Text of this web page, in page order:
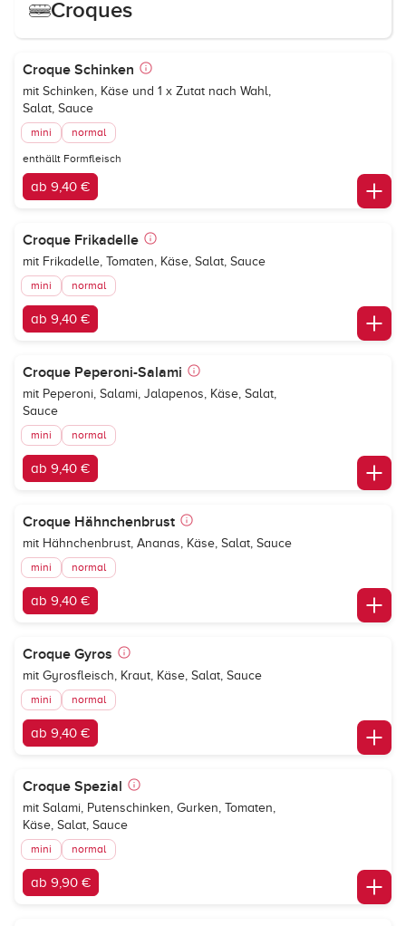
Croques
Croque Schinken
mit Schinken, Käse und 1 x Zutat nach Wahl,
Salat, Sauce
mini normal
enthällt Formfleisch
ab 9,40 €
Croque Frikadelle
mit Frikadelle, Tomaten, Käse, Salat, Sauce
mini normal
ab 9,40 €
Croque Peperoni-Salami
mit Peperoni, Salami, Jalapenos, Käse, Salat,
Sauce
mini normal
ab 9,40 €
Croque Hähnchenbrust
mit Hähnchenbrust, Ananas, Käse, Salat, Sauce
mini normal
ab 9,40 €
Croque Gyros
mit Gyrosfleisch, Kraut, Käse, Salat, Sauce
mini normal
ab 9,40 €
Croque Spezial
mit Salami, Putenschinken, Gurken, Tomaten,
Käse, Salat, Sauce
mini normal
ab 9,90 €